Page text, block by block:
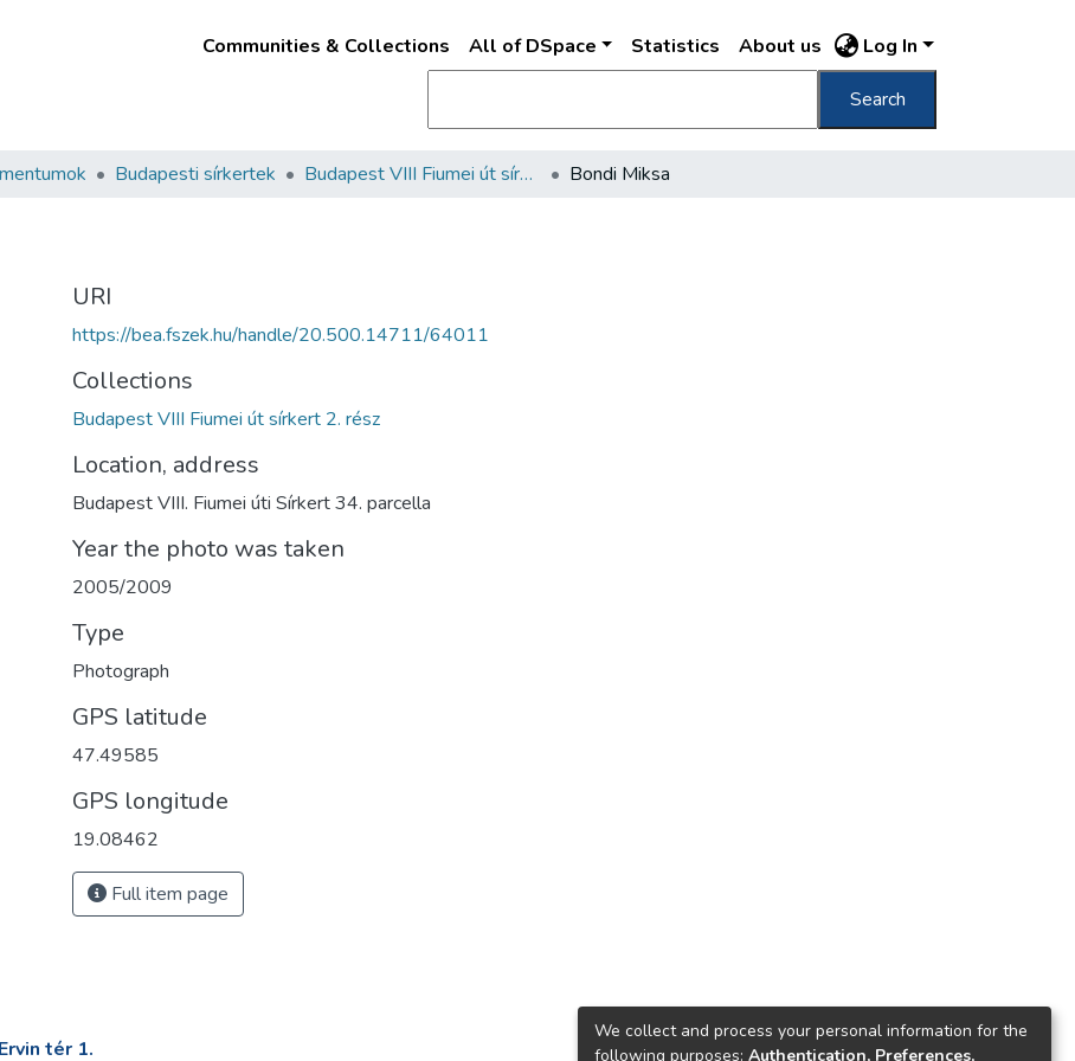
Communities & Collections All of DSpace Statistics About us Log In
Search
Budapesti sírkertek Budapest VIII Fiumei út sírkert 2. rész Bondi Miksa
URI
https://bea.fszek.hu/handle/20.500.14711/64011
Collections
Budapest VIII Fiumei út sírkert 2. rész
Location, address
Budapest VIII. Fiumei úti Sírkert 34. parcella
Year the photo was taken
2005/2009
Type
Photograph
GPS latitude
47.49585
GPS longitude
19.08462
Full item page
tér 1.
We collect and process your personal information for the
following purposes: Authentication, Preferences,